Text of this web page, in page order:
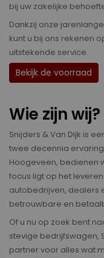
bij uw zakelijke
Dankzij onze
kunt u bij ons rekenen
uitstekende service.
Bekijk de voorraad
Wie zijn wij?
Snijders & Van Dijk is
twee decennia
Hoogeveen, bedienen
focus ligt op het
autobedrijven, dealers
betrouwbare en
Of u nu op zoek bent
stevige bedrijfswagen,
partner voor alles wat